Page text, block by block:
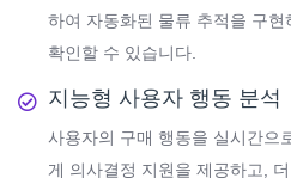
하여 자동화된 물류 추적을 구
확인할 수 있습니다.
지능형 사용자 행동 분석
사용자의 구매 행동을 실시간으
게 의사결정 지원을 제공하고,